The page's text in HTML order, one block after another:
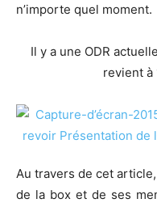
n’importe quel moment.
Il y a une ODR
revient à
Au travers de cet
de la box et de ses